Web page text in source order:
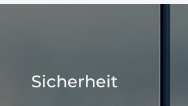
Sicherheit